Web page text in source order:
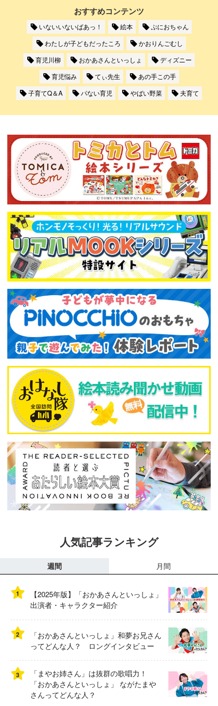
おすすめコンテンツ
いないいないばあっ！ 絵本
ぷにおちゃん
わたしが子どもだったころ
かおりんごむし
育児川柳
おかあさんといっしょ
ディズニー
育児悩み
てぃ先生
あの手この手
子育てQ＆A
パない育児 やばい野菜 夫育て
人気記事ランキング
週間 月間
1
【2025年版】「おかあさんといっしょ」
出演者・キャラクター紹介
2
「おかあさんといっしょ」和夢お兄さん
ってどんな人？ ロングインタビュー
3
「まやお姉さん」は抜群の歌唱力！
「おかあさんといっしょ」 ながたまや
さんってどんな人？